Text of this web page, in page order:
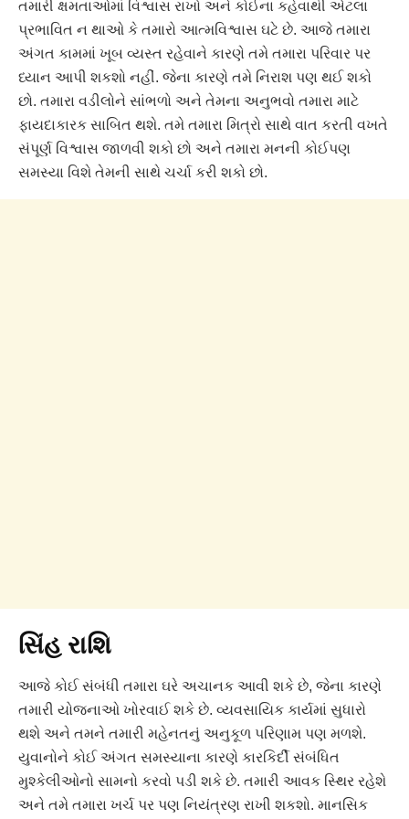
તમારી ક્ષમતાઓમાં વિશ્વાસ રાખો અને કોઈના કહેવાથી એટલા
પ્રભાવિત ન થાઓ કે તમારો આત્મવિશ્વાસ ઘટે છે. આજે તમારા
અંગત કામમાં ખૂબ વ્યસ્ત રહેવાને કારણે તમે તમારા પરિવાર પર
ધ્યાન આપી શકશો નહીં. જેના કારણે તમે નિરાશ પણ થઈ શકો
છો. તમારા વડીલોને સાંભળો અને તેમના અનુભવો તમારા માટે
ફાયદાકારક સાબિત થશે. તમે તમારા મિત્રો સાથે વાત કરતી વખતે
સંપૂર્ણ વિશ્વાસ જાળવી શકો છો અને તમારા મનની કોઈપણ
સમસ્યા વિશે તેમની સાથે ચર્ચા કરી શકો છો.
સિંહ રાશિ
આજે કોઈ સંબંધી તમારા ઘરે અચાનક આવી શકે છે, જેના કારણે
તમારી યોજનાઓ ખોરવાઈ શકે છે. વ્યવસાયિક કાર્યમાં સુધારો
થશે અને તમને તમારી મહેનતનું અનુકૂળ પરિણામ પણ મળશે.
યુવાનોને કોઈ અંગત સમસ્યાના કારણે કારકિર્દી સંબંધિત
મુશ્કેલીઓનો સામનો કરવો પડી શકે છે. તમારી આવક સ્થિર રહેશે
અને તમે તમારા ખર્ચ પર પણ નિયંત્રણ રાખી શકશો. માનસિક